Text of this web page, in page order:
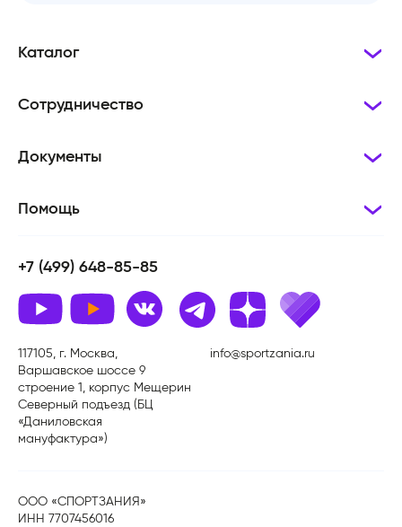
Каталог
Сотрудничество
Документы
Помощь
+7 (499) 648-85-85
117105, г. Москва,
Варшавское шоссе 9
строение 1, корпус Мещерин
Северный подъезд (БЦ
«Даниловская
мануфактура»)
info@sportzania.ru
ООО «СПОРТЗАНИЯ»
ИНН 7707456016